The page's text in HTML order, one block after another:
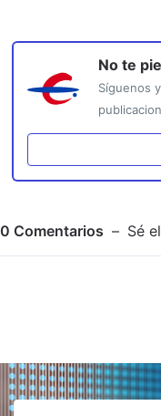
No te
Síguenos
0 Comentarios Sé